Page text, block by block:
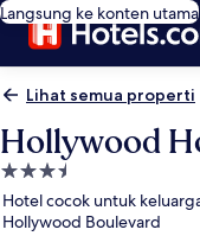
Langsung ke konten utama
Lihat semua properti
Hollywood
Properti
bintang
3.5
Hotel cocok untuk
Hollywood Boulevard